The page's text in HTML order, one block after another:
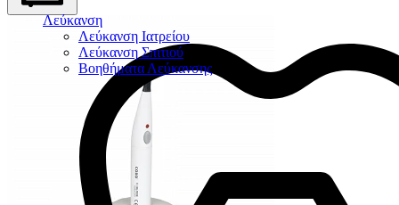
Λεύκανση
Λεύκανση Ιατρείου
Λεύκανση Σπιτιού
Βοηθήματα Λεύκανσης